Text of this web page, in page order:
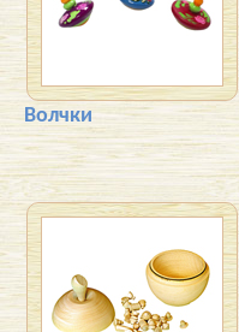
Волчки